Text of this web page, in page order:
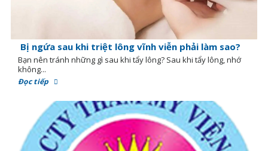
Bị ngứa sau khi triệt lông vĩnh viễn phải làm sao?
Bạn nên tránh những gì sau khi tẩy lông? Sau khi tẩy lông, nhớ
không...
Đọc tiếp